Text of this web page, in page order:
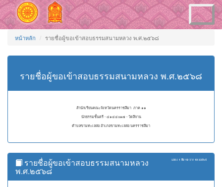
Toggle
navigation
หน้าหลัก รายชื่อผู้ขอเข้าสอบธรรมสนามหลวง พ.ศ.๒๕๖๘
รายชื่อผู้ขอเข้าสอบธรรมสนามหลวง พ.ศ.๒๕๖๘
สำนักเรียนคณะจังหวัดนครราชสีมา ภาค ๑๑
นักธรรมชั้นตรี - ๔๑๔๔๐๑๗ - วัดสีจาน
ตำบลขามทะเลสอ อำเภอขามทะเลสอ นครราชสีมา
แสดง 1 ถึง 19 จาก 19 ผลลัพธ์
รายชื่อผู้ขอเข้าสอบธรรมสนามหลวง
พ.ศ.๒๕๖๘